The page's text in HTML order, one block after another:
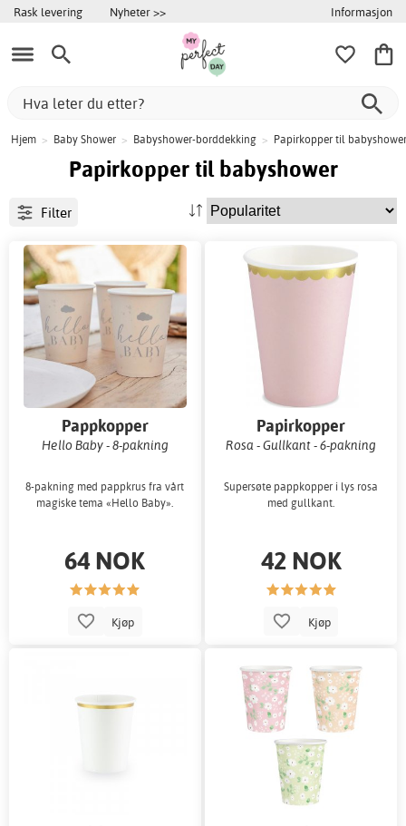
Rask levering Nyheter >> Informasjon
Hjem > Baby Shower > Babyshower-borddekking > Papirkopper til babyshower
Papirkopper til babyshower
Filter
Pappkopper
Hello Baby - 8-pakning
8-pakning med pappkrus fra vårt
magiske tema «Hello Baby».
64 NOK
Kjøp
Papirkopper
Rosa - Gullkant - 6-pakning
Supersøte pappkopper i lys rosa
med gullkant.
42 NOK
Kjøp